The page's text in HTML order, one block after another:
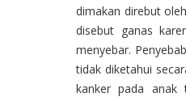
dimakan direbut
disebut ganas
menyebar.
tidak diketahui
kanker pada anak